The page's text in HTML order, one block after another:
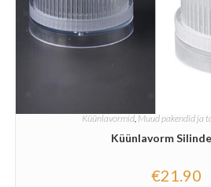
Küünlavormid, Muud pakendid ja
Küünlavorm
€21.90